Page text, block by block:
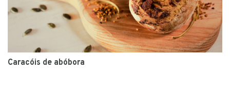
Caracóis de abóbora